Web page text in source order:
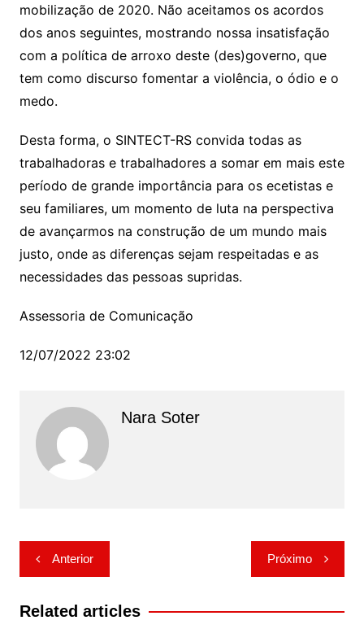
mobilização de 2020. Não aceitamos os acordos
dos anos seguintes, mostrando nossa insatisfação
com a política de arroxo deste (des)governo, que
tem como discurso fomentar a violência, o ódio e o
medo.
Desta forma, o SINTECT-RS convida todas as
trabalhadoras e trabalhadores a somar em mais este
período de grande importância para os ecetistas e
seu familiares, um momento de luta na perspectiva
de avançarmos na construção de um mundo mais
justo, onde as diferenças sejam respeitadas e as
necessidades das pessoas supridas.
Assessoria de Comunicação
12/07/2022 23:02
Nara Soter
Navegação
de
Post
Anterior Próximo
Related articles